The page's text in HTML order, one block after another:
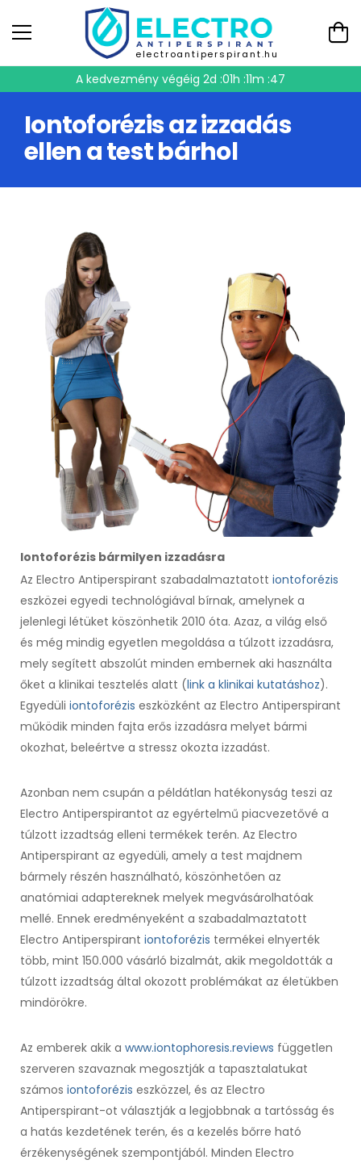
electroantiperspirant.hu
A kedvezmény végéig 2d :01h :11m :47
Iontoforézis az izzadás
ellen a test bárhol
Iontoforézis bármilyen izzadásra
Az Electro Antiperspirant szabadalmaztatott iontoforézis
eszközei egyedi technológiával bírnak, amelynek a
jelenlegi létüket köszönhetik 2010 óta. Azaz, a világ első
és még mindig egyetlen megoldása a túlzott izzadásra,
mely segített abszolút minden embernek aki használta
őket a klinikai tesztelés alatt (link a klinikai kutatáshoz).
Egyedüli iontoforézis eszközként az Electro Antiperspirant
működik minden fajta erős izzadásra melyet bármi
okozhat, beleértve a stressz okozta izzadást.
Azonban nem csupán a példátlan hatékonyság teszi az
Electro Antiperspirantot az egyértelmű piacvezetővé a
túlzott izzadtság elleni termékek terén. Az Electro
Antiperspirant az egyedüli, amely a test majdnem
bármely részén használható, köszönhetően az
anatómiai adaptereknek melyek megvásárolhatóak
mellé. Ennek eredményeként a szabadalmaztatott
Electro Antiperspirant iontoforézis termékei elnyerték
több, mint 150.000 vásárló bizalmát, akik megoldották a
túlzott izzadtság által okozott problémákat az életükben
mindörökre.
Az emberek akik a www.iontophoresis.reviews független
szerveren szavaznak megosztják a tapasztalatukat
számos iontoforézis eszközzel, és az Electro
Antiperspirant-ot választják a legjobbnak a tartósság és
a hatás kezdetének terén, és a kezelés bőrre ható
érzékenységének szempontjából. Minden Electro